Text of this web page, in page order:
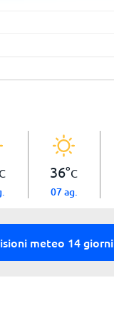
C 36°C
07 ag.
meteo 14 giorni